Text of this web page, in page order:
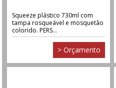
Squeeze plástico 730ml com
tampa rosqueável e mosquetão
colorido. PERS...
> Orçamento